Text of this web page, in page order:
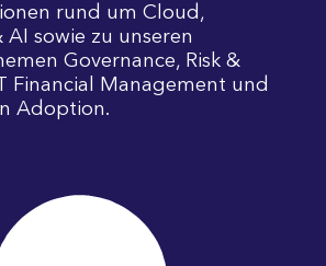
rund um Cloud,
sowie zu unseren
Governance, Risk &
Financial Management und
Adoption.